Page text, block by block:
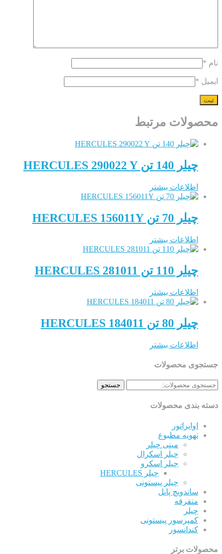
مرتبط
بیشتر
بیشتر
بیشتر
بیشتر
محصولات
محصولات
مطبوع
مینی چیلر
چیلر اسکرال
چیلر اسکرو
چیلر پیستونی
پانل
پیستونی
برتر